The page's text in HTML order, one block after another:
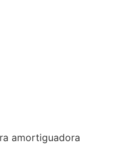
amortiguadora